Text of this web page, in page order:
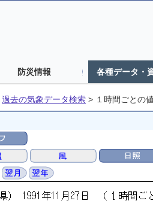
防災情報 各種データ・
過去の気象データ検索 > １時間ごとの